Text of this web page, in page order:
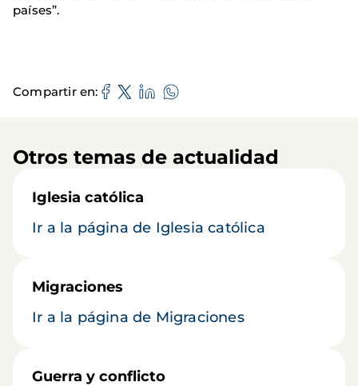
países”.
Compartir en
Otros temas de actualidad
Iglesia católica
Ir a la página de Iglesia católica
Migraciones
Ir a la página de Migraciones
Guerra y conflicto